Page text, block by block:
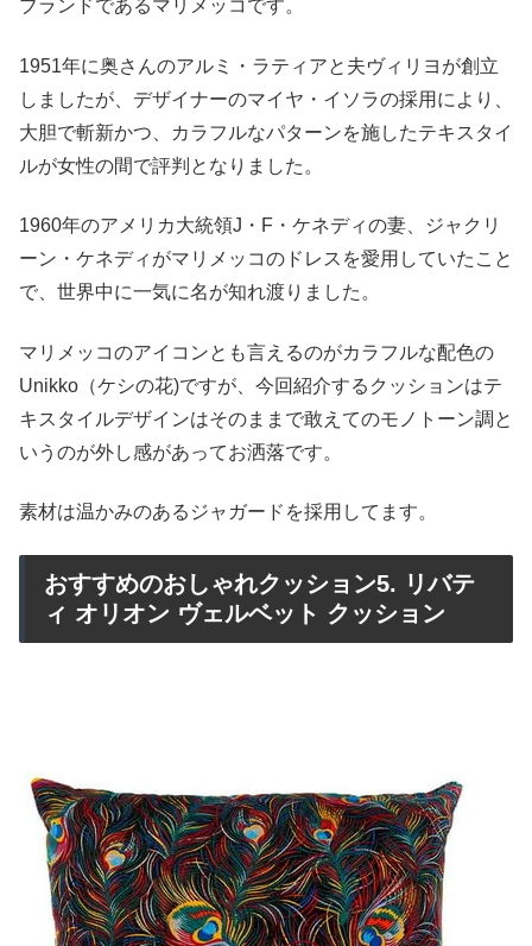
ブランドであるマリメッコです。
1951年に奥さんのアルミ・ラティアと夫ヴィリヨが創立
しましたが、デザイナーのマイヤ・イソラの採用により、
大胆で斬新かつ、カラフルなパターンを施したテキスタイ
ルが女性の間で評判となりました。
1960年のアメリカ大統領J・F・ケネディの妻、ジャクリ
ーン・ケネディがマリメッコのドレスを愛用していたこと
で、世界中に一気に名が知れ渡りました。
マリメッコのアイコンとも言えるのがカラフルな配色の
Unikko（ケシの花)ですが、今回紹介するクッションはテ
キスタイルデザインはそのままで敢えてのモノトーン調と
いうのが外し感があってお洒落です。
素材は温かみのあるジャガードを採用してます。
おすすめのおしゃれクッション5. リバテ
ィ オリオン ヴェルベット クッション